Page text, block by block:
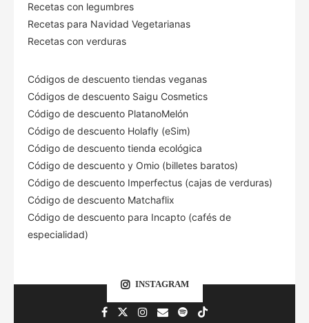
Recetas con legumbres
Recetas para Navidad Vegetarianas
Recetas con verduras
Códigos de descuento tiendas veganas
Códigos de descuento Saigu Cosmetics
Código de descuento PlatanoMelón
Código de descuento Holafly (eSim)
Código de descuento tienda ecológica
Código de descuento y Omio (billetes baratos)
Código de descuento Imperfectus (cajas de verduras)
Código de descuento Matchaflix
Código de descuento para Incapto (cafés de
especialidad)
INSTAGRAM